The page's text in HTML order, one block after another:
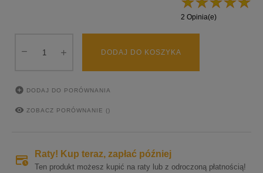
2 Opinia(e)
DODAJ DO KOSZYKA
 DODAJ DO PORÓWNANIA
 ZOBACZ PORÓWNANIE ()
Raty! Kup teraz, zapłać później
Ten produkt możesz kupić na raty lub z odroczoną płatnością!